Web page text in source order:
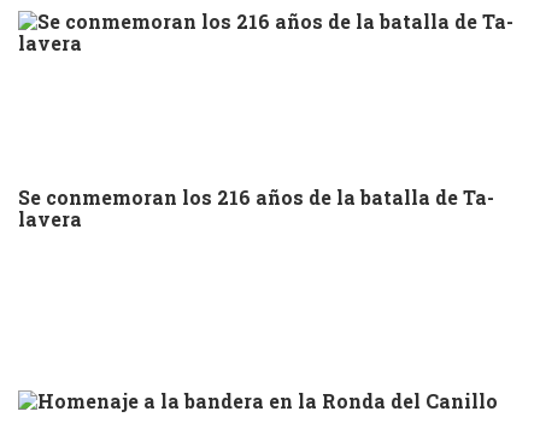
Se conmemoran los 216 años de la batalla de Ta-
lavera